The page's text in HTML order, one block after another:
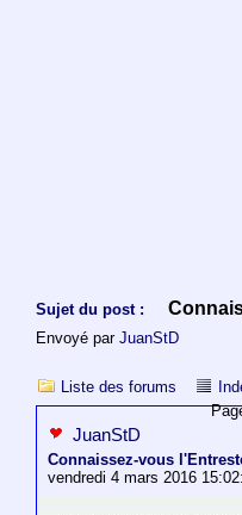
Sujet du post :
Envoyé par JuanStD
Liste des forums
JuanStD
Connaissez-vous
vendredi 4 mars 2016